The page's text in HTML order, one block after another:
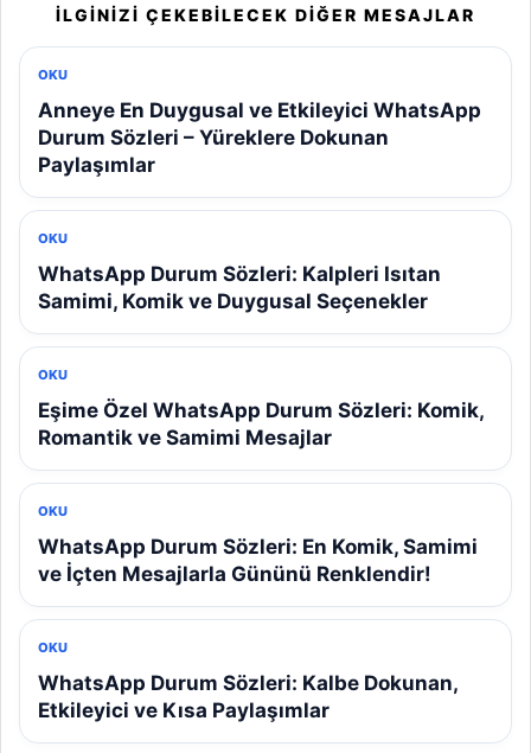
İLGINIZI ÇEKEBILECEK DIĞER MESAJLAR
OKU
Anneye En Duygusal ve Etkileyici WhatsApp
Durum Sözleri – Yüreklere Dokunan
Paylaşımlar
OKU
WhatsApp Durum Sözleri: Kalpleri Isıtan
Samimi, Komik ve Duygusal Seçenekler
OKU
Eşime Özel WhatsApp Durum Sözleri: Komik,
Romantik ve Samimi Mesajlar
OKU
WhatsApp Durum Sözleri: En Komik, Samimi
ve İçten Mesajlarla Gününü Renklendir!
OKU
WhatsApp Durum Sözleri: Kalbe Dokunan,
Etkileyici ve Kısa Paylaşımlar